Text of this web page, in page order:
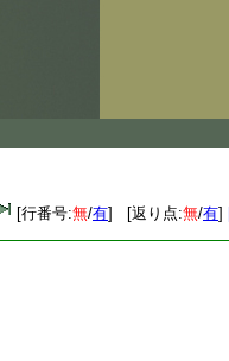
[行番号:無/有] [返り点:無/有]